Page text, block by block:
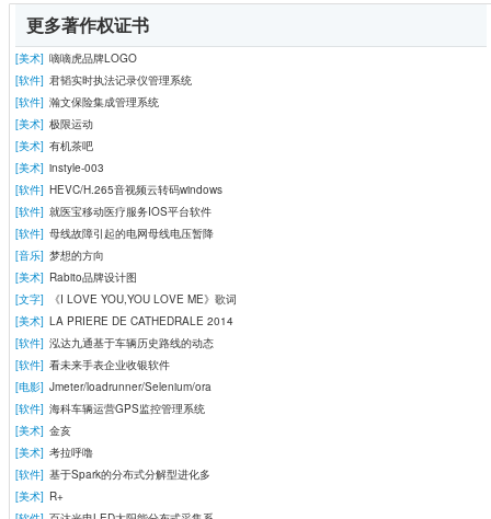
更多著作权证书
[美术] 嘀嘀虎品牌LOGO
[软件] 君韬实时执法记录仪管理系统
[软件] 瀚文保险集成管理系统
[美术] 极限运动
[美术] 有机茶吧
[美术] instyle-003
[软件] HEVC/H.265音视频云转码windows
[软件] 就医宝移动医疗服务IOS平台软件
[软件] 母线故障引起的电网母线电压暂降
[音乐] 梦想的方向
[美术] Rabito品牌设计图
[文字]
《I LOVE YOU,YOU LOVE ME》歌词
[美术] LA PRIERE DE CATHEDRALE 2014
[软件] 泓达九通基于车辆历史路线的动态
[软件] 看未来手表企业收银软件
[电影] Jmeter/loadrunner/Selenium/ora
[软件] 海科车辆运营GPS监控管理系统
[美术] 金亥
[美术] 考拉呼噜
[软件] 基于Spark的分布式分解型进化多
[美术] R+